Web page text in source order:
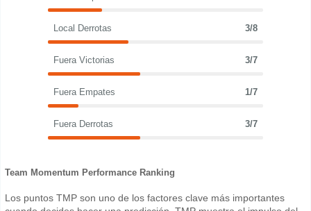
Local Derrotas 3/8
Fuera Victorias 3/7
Fuera Empates 1/7
Fuera Derrotas 3/7
Team Momentum Performance Ranking
Los puntos TMP son uno de los factores clave más importantes